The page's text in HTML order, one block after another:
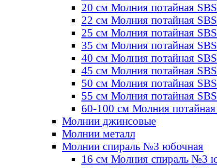
20 см Молния потайная SBS
22 см Молния потайная SBS
25 см Молния потайная SBS
35 см Молния потайная SBS
40 см Молния потайная SBS
45 см Молния потайная SBS
50 см Молния потайная SBS
55 см Молния потайная SBS
60-100 см Молния
Молнии джинсовые
Молнии металл
Молнии спираль №3 юбочная
16 см Молния спираль №3